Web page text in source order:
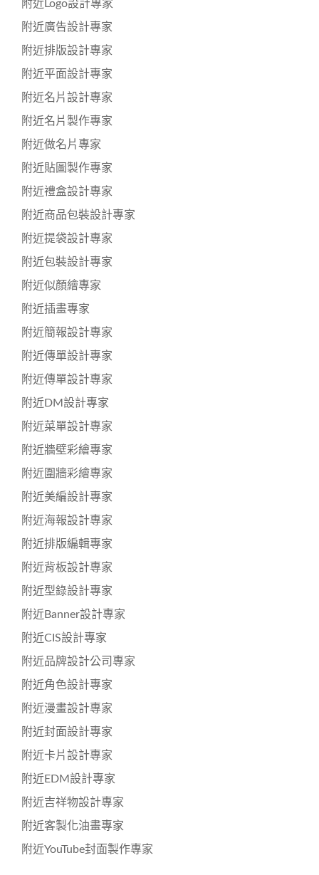
附近Logo設計專家
附近廣告設計專家
附近排版設計專家
附近平面設計專家
附近名片設計專家
附近名片製作專家
附近做名片專家
附近貼圖製作專家
附近禮盒設計專家
附近商品包裝設計專家
附近提袋設計專家
附近包裝設計專家
附近似顏繪專家
附近插畫專家
附近簡報設計專家
附近傳單設計專家
附近傳單設計專家
附近DM設計專家
附近菜單設計專家
附近牆壁彩繪專家
附近圍牆彩繪專家
附近美編設計專家
附近海報設計專家
附近排版編輯專家
附近背板設計專家
附近型錄設計專家
附近Banner設計專家
附近CIS設計專家
附近品牌設計公司專家
附近角色設計專家
附近漫畫設計專家
附近封面設計專家
附近卡片設計專家
附近EDM設計專家
附近吉祥物設計專家
附近客製化油畫專家
附近YouTube封面製作專家